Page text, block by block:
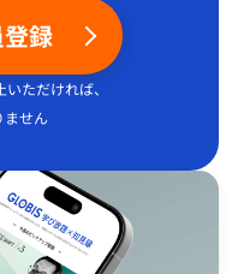
録
ただければ、
ません